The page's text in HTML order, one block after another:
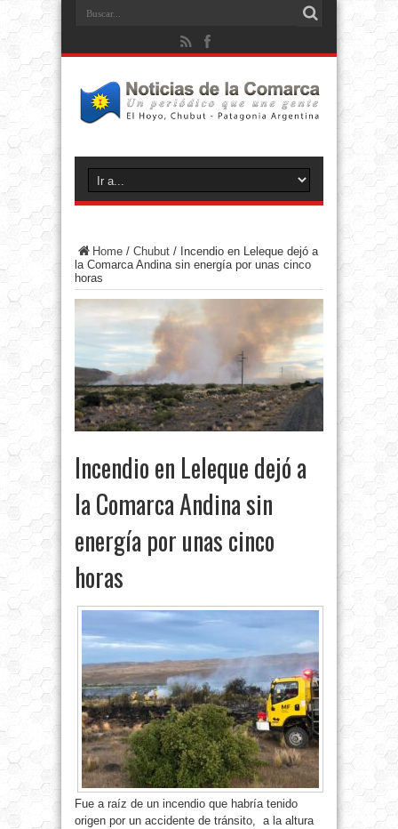
Home / Chubut / Incendio en Leleque dejó a
la Comarca Andina sin energía por unas cinco
horas
Incendio en Leleque dejó a
la Comarca Andina sin
energía por unas cinco
horas
Fue a raíz de un incendio que habría tenido
origen por un accidente de tránsito, a la altura